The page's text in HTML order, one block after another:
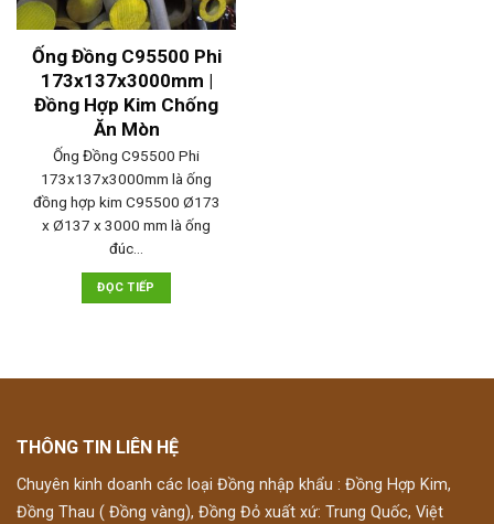
Ống Đồng C95500 Phi
173x137x3000mm |
Đồng Hợp Kim Chống
Ăn Mòn
Ống Đồng C95500 Phi
173x137x3000mm là ống
đồng hợp kim C95500 Ø173
x Ø137 x 3000 mm là ống
đúc…
ĐỌC TIẾP
THÔNG TIN LIÊN HỆ
Chuyên kinh doanh các loại Đồng nhập khẩu : Đồng Hợp Kim,
Đồng Thau ( Đồng vàng), Đồng Đỏ xuất xứ: Trung Quốc, Việt